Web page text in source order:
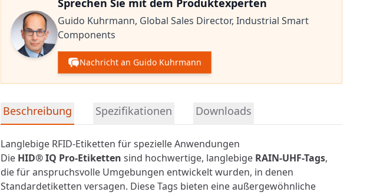
Sprechen Sie mit dem Produktexperten
Guido Kuhrmann, Global Sales Director, Industrial Smart
Components
Nachricht an Guido Kuhrmann
Detaillierte Produktinformationen
Beschreibung Spezifikationen Downloads
Langlebige RFID-Etiketten für spezielle Anwendungen
Die HID® IQ Pro-Etiketten sind hochwertige, langlebige RAIN-UHF-Tags,
die für anspruchsvolle Umgebungen entwickelt wurden, in denen
Standardetiketten versagen. Diese Tags bieten eine außergewöhnliche